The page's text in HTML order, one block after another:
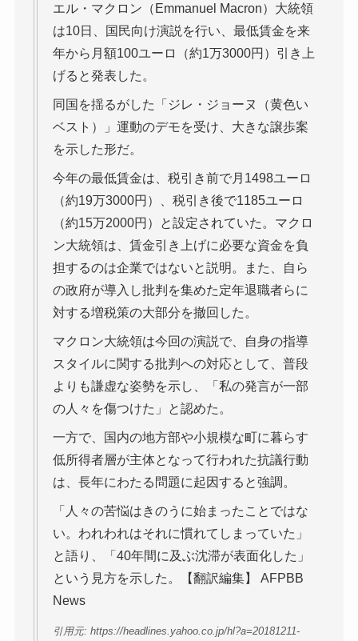
エル・マクロン（Emmanuel Macron）大統領
は10日、国民向け演説を行い、最低賃金を来
年から月額100ユーロ（約1万3000円）引き上
げると発表した。
同国を揺るがした「ジレ・ジョーヌ（黄色い
ベスト）」運動のデモを受け、大きな譲歩案
を示した形だ。
今年の最低賃金は、税引き前で月1498ユーロ
（約19万3000円）、税引き後で1185ユーロ
（約15万2000円）と設定されていた。マクロ
ン大統領は、賃金引き上げに必要な資金を負
担するのは企業ではないと説明。また、自ら
の政府が導入し批判を集めた定年退職者らに
対する増税策の大部分を撤回した。
マクロン大統領は今回の演説で、自身の指導
スタイルに関する批判への対応として、普段
よりも謙虚な姿勢を示し、「私の発言が一部
の人々を傷つけた」と認めた。
一方で、国内の地方部や小規模な町に暮らす
低所得者層が主体となって行われた抗議行動
は、長年にわたる問題に起因すると強調。
「人々の苦悩はきのうに始まったことではな
い。われわれはそれに慣れてしまっていた」
と語り、「40年間に及ぶ沈滞が表面化した」
という見方を示した。【翻訳編集】 AFPBB
News
引用元: https://headlines.yahoo.co.jp/hl?a=20181211-